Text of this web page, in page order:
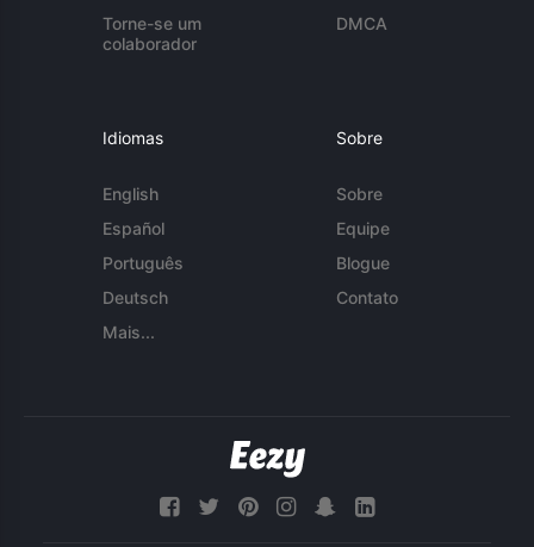
Torne-se um
colaborador
DMCA
Idiomas
English
Español
Português
Deutsch
Mais...
Sobre
Sobre
Equipe
Blogue
Contato